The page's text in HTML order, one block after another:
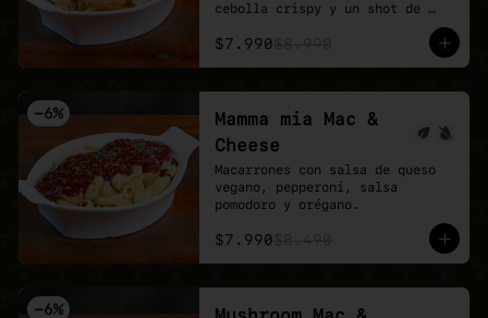
cebolla crispy y un shot de
$7.990
-6%
Mamma mia Mac &
Cheese
Macarrones con salsa de queso
vegano, pepperoni, salsa
pomodoro y orégano.
$7.990
-6%